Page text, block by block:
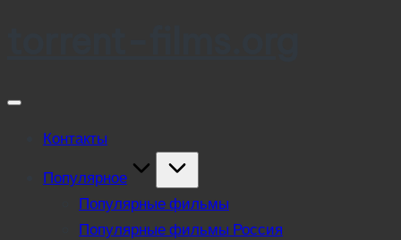
Контакты
Популярное
Популярные фильмы
Популярные фильмы Россия